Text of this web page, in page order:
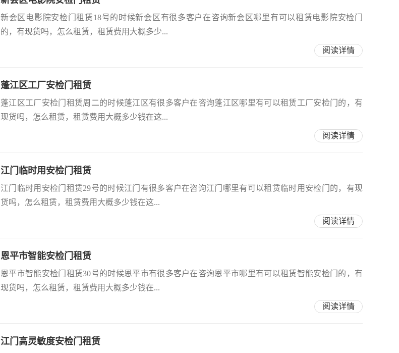
新会区电影院安检门租赁18号的时候新会区有很多客户在咨询新会区哪里有可以租赁电影院安检门
的，有现货吗，怎么租赁，租赁费用大概多少...
阅读详情
蓬江区工厂安检门租赁
蓬江区工厂安检门租赁周二的时候蓬江区有很多客户在咨询蓬江区哪里有可以租赁工厂安检门的，有
现货吗，怎么租赁，租赁费用大概多少钱在这...
阅读详情
江门临时用安检门租赁
江门临时用安检门租赁29号的时候江门有很多客户在咨询江门哪里有可以租赁临时用安检门的，有现
货吗，怎么租赁，租赁费用大概多少钱在这...
阅读详情
恩平市智能安检门租赁
恩平市智能安检门租赁30号的时候恩平市有很多客户在咨询恩平市哪里有可以租赁智能安检门的，有
现货吗，怎么租赁，租赁费用大概多少钱在...
阅读详情
江门高灵敏度安检门租赁